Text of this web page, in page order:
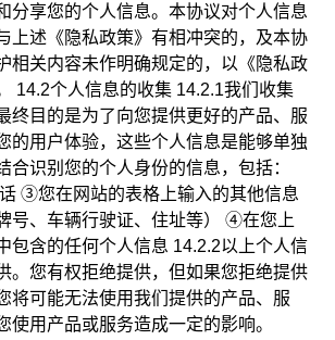
分享您的个人信息。本协议对个人信息
上述《隐私政策》有相冲突的，及本协
相关内容未作明确规定的，以《隐私政
14.2个人信息的收集 14.2.1我们收集
终目的是为了向您提供更好的产品、服
的用户体验，这些个人信息是能够单独
合识别您的个人身份的信息，包括：
③您在网站的表格上输入的其他信息
号、车辆行驶证、住址等） ④在您上
包含的任何个人信息 14.2.2以上个人信
。您有权拒绝提供，但如果您拒绝提供
将可能无法使用我们提供的产品、服
使用产品或服务造成一定的影响。